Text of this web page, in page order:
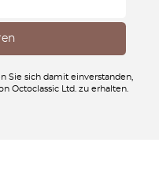
Sie sich damit einverstanden,
Octoclassic Ltd. zu erhalten.